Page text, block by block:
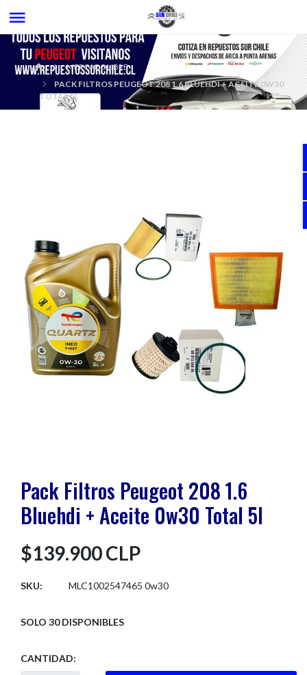
MERCADOLIBRE
PACK FILTROS PEUGEOT 208 1.6 BLUEHDI + ACEITE 0W30
TOTAL 5L
Pack Filtros Peugeot 208 1.6
Bluehdi + Aceite 0w30 Total 5l
$139.900 CLP
SKU: MLC1002547465 0w30
SOLO 30 DISPONIBLES
CANTIDAD: